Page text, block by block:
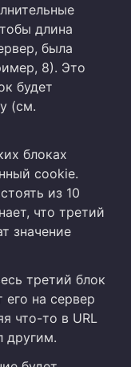
длина
была
8). Это
будет
(см.
блоках
cookie.
из 10
что третий
значение
третий блок
его на сервер
что-то в URL
другим.